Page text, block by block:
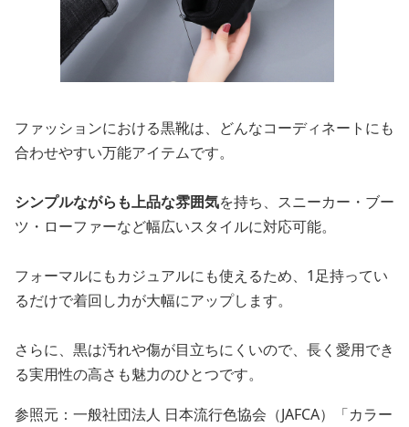
ファッションにおける黒靴は、どんなコーディネートにも
合わせやすい万能アイテムです。
シンプルながらも上品な雰囲気を持ち、スニーカー・ブー
ツ・ローファーなど幅広いスタイルに対応可能。
フォーマルにもカジュアルにも使えるため、1足持ってい
るだけで着回し力が大幅にアップします。
さらに、黒は汚れや傷が目立ちにくいので、長く愛用でき
る実用性の高さも魅力のひとつです。
参照元：一般社団法人 日本流行色協会（JAFCA）「カラー